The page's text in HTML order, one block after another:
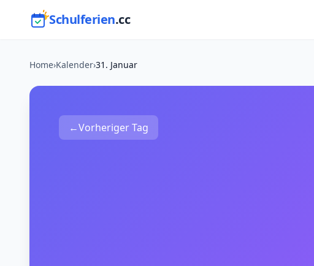
Schulferien.cc
Home›Kalender›31. Januar
←Vorheriger Tag